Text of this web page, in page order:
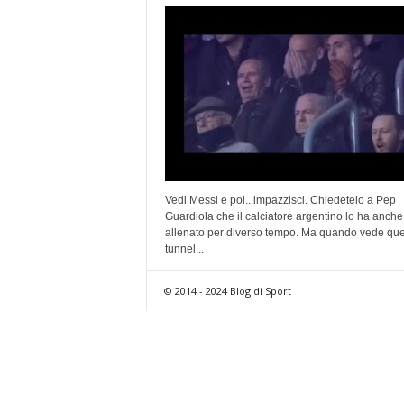
Vedi Messi e poi...impazzisci. Chiedetelo a Pep
Guardiola che il calciatore argentino lo ha anche
allenato per diverso tempo. Ma quando vede
tunnel...
© 2014 - 2024 Blog di Sport